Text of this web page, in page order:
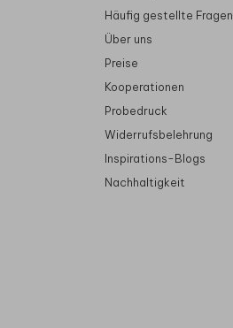
Häufig gestellte Fragen
Über uns
Preise
Kooperationen
Probedruck
Widerrufsbelehrung
Inspirations-Blogs
Nachhaltigkeit